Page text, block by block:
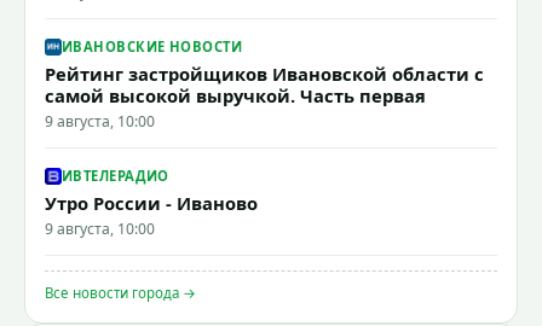
ИВАНОВСКИЕ НОВОСТИ
Рейтинг застройщиков Ивановской области с
самой высокой выручкой. Часть первая
9 августа, 10:00
ИВТЕЛЕРАДИО
Утро России - Иваново
9 августа, 10:00
Все новости города →